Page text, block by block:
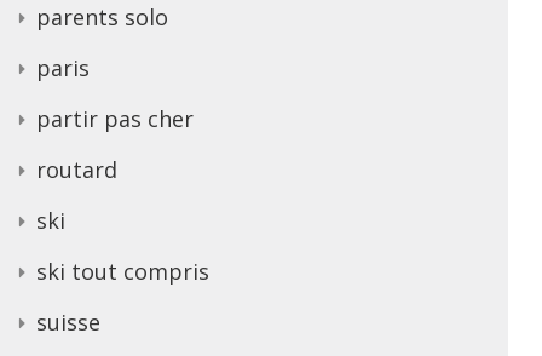
parents solo
paris
partir pas cher
routard
ski
ski tout compris
suisse